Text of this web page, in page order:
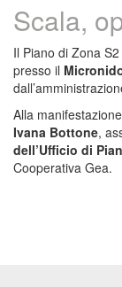
Scala,
Il Piano di Zona
presso il
Alla
Ivana Bottone,
dell’Ufficio di
Cooperativa Gea.